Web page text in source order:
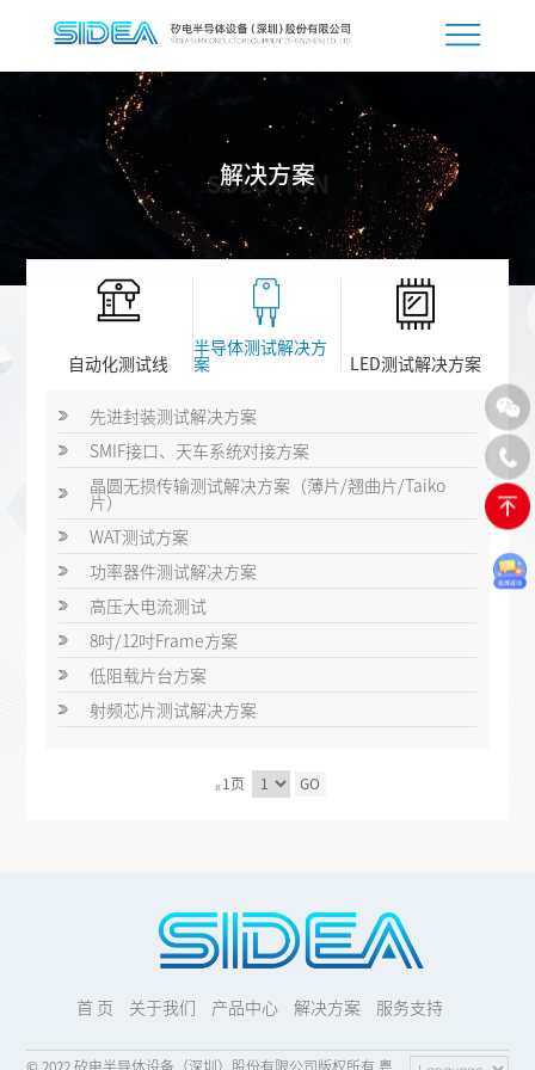
解决方案
SOLUTION
自动化测试线
半导体测试解决方
案 LED测试解决方案
先进封装测试解决方案
SMIF接口、天车系统对接方案
晶圆无损传输测试解决方案（薄片/翘曲片/Taiko
片）
WAT测试方案
功率器件测试解决方案
高压大电流测试
8吋/12吋Frame方案
低阻载片台方案
射频芯片测试解决方案
共 1页 GO
首 页 关于我们 产品中心 解决方案 服务支持